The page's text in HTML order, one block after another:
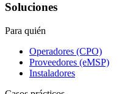
Soluciones
Para quién
Operadores (CPO)
Proveedores (eMSP)
Instaladores